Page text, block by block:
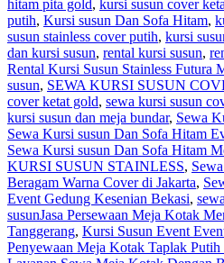
hitam pita gold, kursi susun cover
putih, Kursi susun Dan Sofa Hitam,
susun stainless cover putih, kursi
dan kursi susun, rental kursi susun,
Rental Kursi Susun Stainless Futura
susun, SEWA KURSI SUSUN
cover ketat gold, sewa kursi susun
kursi susun dan meja bundar, Sewa
Sewa Kursi susun Dan Sofa Hitam
Sewa Kursi susun Dan Sofa Hitam
KURSI SUSUN STAINLESS,
Beragam Warna Cover di Jakarta,
Event Gedung Kesenian Bekasi,
susunJasa Persewaan Meja Kotak
Tanggerang, Kursi Susun Event
Penyewaan Meja Kotak Taplak